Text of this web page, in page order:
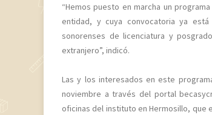
“Hemos puesto en marcha un
entidad, y cuya convocatoria ya
sonorenses de licenciatura y
extranjero”, indicó.
Las y los interesados en este
noviembre a través del portal
oficinas del instituto en Hermosillo, que